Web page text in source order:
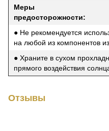
Меры
предосторожности:
● Не рекомендуется
на любой из компонентов из
● Храните в сухом
прямого воздействия
Отзывы